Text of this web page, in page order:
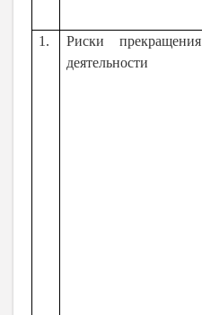
1.
Риски прекращения
деятельности